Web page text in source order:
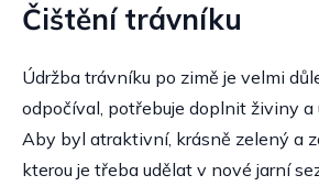
Čištění trávníku
Údržba trávníku po zimě je velmi
odpočíval, potřebuje doplnit živiny a
Aby byl atraktivní, krásně zelený a
kterou je třeba udělat v nové jarní